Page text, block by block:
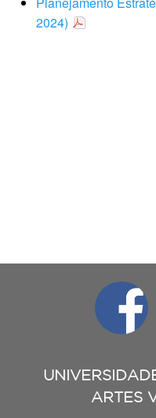
2024)
ARTES